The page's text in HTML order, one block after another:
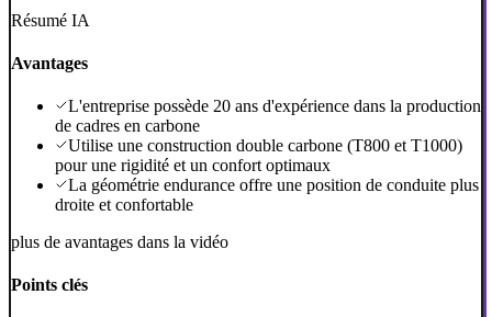
Résumé IA
Avantages
L'entreprise possède 20 ans d'expérience dans la production
de cadres en carbone
Utilise une construction double carbone (T800 et T1000)
pour une rigidité et un confort optimaux
La géométrie endurance offre une position de conduite plus
droite et confortable
plus de avantages dans la vidéo
Points clés